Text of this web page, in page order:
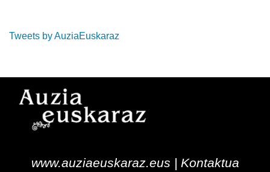
Tweets by AuziaEuskaraz
www.auziaeuskaraz.eus | Kontaktua